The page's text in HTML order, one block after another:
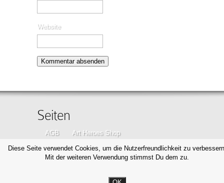
Website
Seiten
AGB
Art Heroes Shop
Datenschutzerklärung
Disclaimer
Impressum
Kontakt
Diese Seite verwendet Cookies, um die Nutzerfreundlichkeit zu
Mit der weiteren Verwendung stimmst Du dem zu.